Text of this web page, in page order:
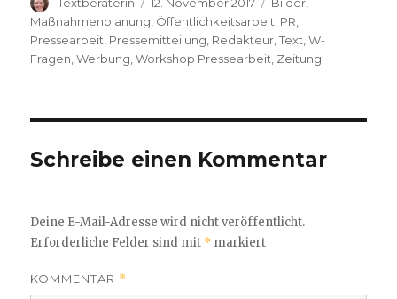
am
Maßnahmenplanung, Öffentlichkeitsarbeit, PR,
Pressearbeit, Pressemitteilung, Redakteur,Text,W-
Fragen,Werbung,Workshop Pressearbeit, Zeitung
Schreibe einen Kommentar
Deine E-Mail-Adresse wird nicht veröffentlicht.
Erforderliche Felder sind mit * markiert
KOMMENTAR *